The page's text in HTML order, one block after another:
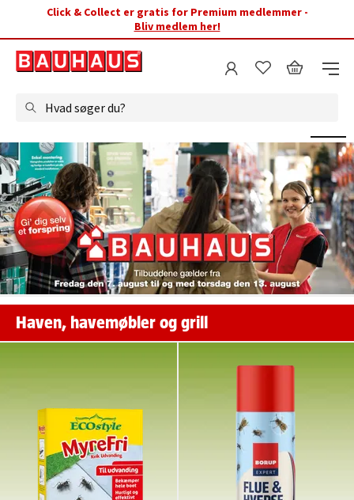
Click & Collect er gratis for Premium medlemmer -
Bliv medlem her!
Hvad søger du?
Haven, havemøbler og grill